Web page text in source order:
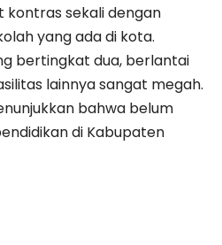
kontras sekali dengan
yang ada di kota.
bertingkat dua, berlantai
lainnya sangat megah.
bahwa belum
di Kabupaten